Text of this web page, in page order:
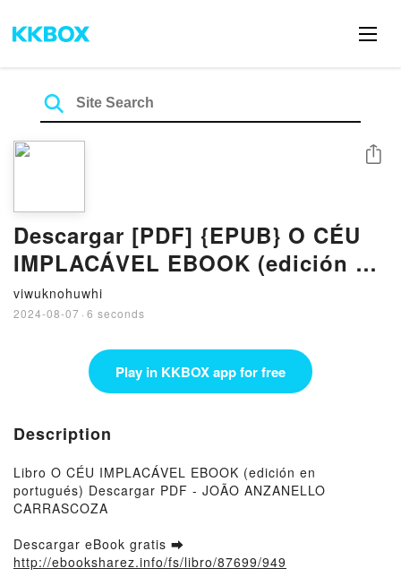
Descargar [PDF] {EPUB} O CÉU
IMPLACÁVEL EBOOK (edición en
portugués)
viwuknohuwhi
2024-08-07 · 6 seconds
Share
Play in KKBOX app for free
Description
Libro O CÉU IMPLACÁVEL EBOOK (edición en
portugués) Descargar PDF - JOÃO ANZANELLO
CARRASCOZA
Descargar eBook gratis ➡
http://ebooksharez.info/fs/libro/87699/949